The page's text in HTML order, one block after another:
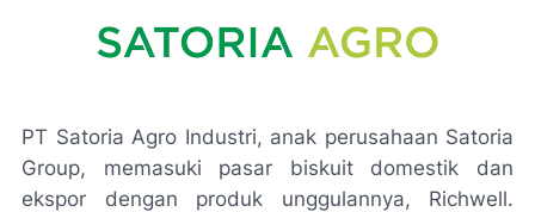
PT Satoria Agro Industri, anak perusahaan Satoria
Group, memasuki pasar biskuit domestik dan
ekspor dengan produk unggulannya, Richwell.